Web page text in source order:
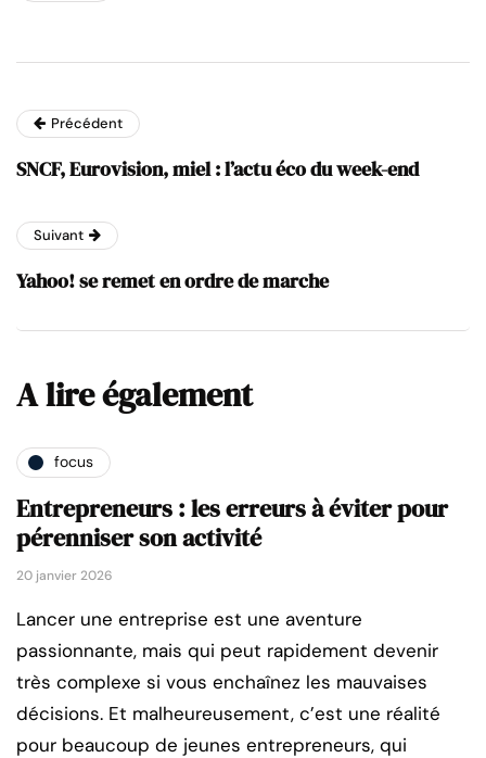
Précédent
SNCF, Eurovision, miel : l’actu éco du week-end
Suivant
Yahoo! se remet en ordre de marche
A lire également
focus
Entrepreneurs : les erreurs à éviter pour
pérenniser son activité
20 janvier 2026
Lancer une entreprise est une aventure
passionnante, mais qui peut rapidement devenir
très complexe si vous enchaînez les mauvaises
décisions. Et malheureusement, c’est une réalité
pour beaucoup de jeunes entrepreneurs, qui